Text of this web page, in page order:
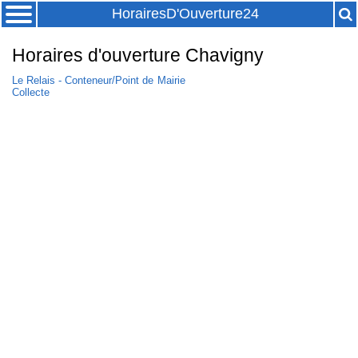
HorairesD'Ouverture24
Horaires d'ouverture Chavigny
Le Relais - Conteneur/Point de
Collecte
Mairie